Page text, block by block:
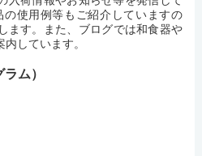
使用例等もご紹介していますの
ます。また、ブログでは和食器や
しています。
ム）